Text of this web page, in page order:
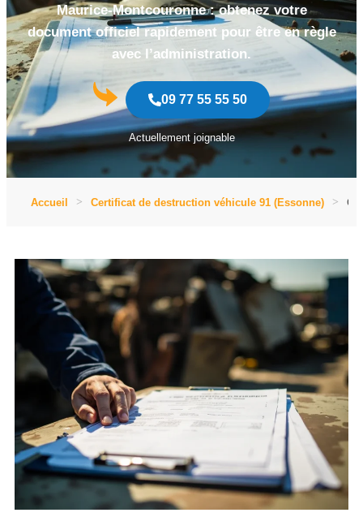
Maurice-Montcouronne : obtenez votre
document officiel rapidement pour être en règle
avec l’administration.
09 77 55 55 50
Actuellement joignable
Accueil Certificat de destruction véhicule 91 (Essonne)